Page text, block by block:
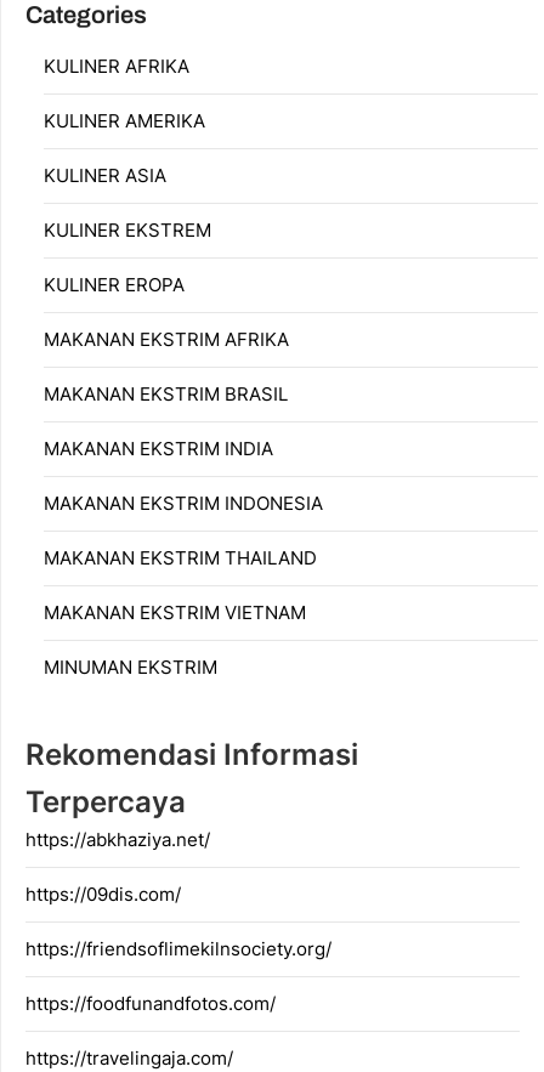
Categories
KULINER AFRIKA
KULINER AMERIKA
KULINER ASIA
KULINER EKSTREM
KULINER EROPA
MAKANAN EKSTRIM AFRIKA
MAKANAN EKSTRIM BRASIL
MAKANAN EKSTRIM INDIA
MAKANAN EKSTRIM INDONESIA
MAKANAN EKSTRIM THAILAND
MAKANAN EKSTRIM VIETNAM
MINUMAN EKSTRIM
Rekomendasi Informasi
Terpercaya
https://abkhaziya.net/
https://09dis.com/
https://friendsoflimekilnsociety.org/
https://foodfunandfotos.com/
https://travelingaja.com/